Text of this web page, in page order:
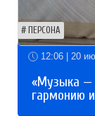
ПЕРСОНА
12:06 | 20
«Музыка —
гармонию